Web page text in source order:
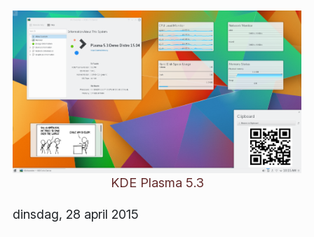
KDE Plasma 5.3
dinsdag, 28 april 2015